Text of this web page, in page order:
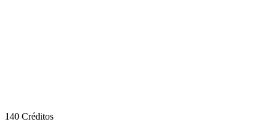
140 Créditos